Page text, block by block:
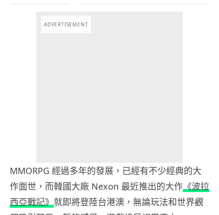
ADVERTISEMENT
MMORPG 經過多年的發展，已經有不少經典的大
作面世，而韓國大廠 Nexon 最近推出的大作《波拉
西亞戰記》就即將登陸台港澳，無論玩法和世界觀